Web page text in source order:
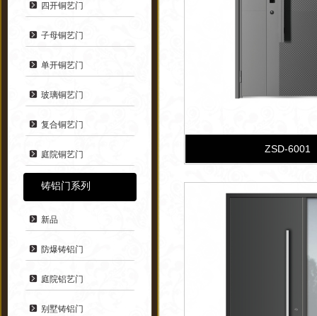
四开铜艺门
子母铜艺门
单开铜艺门
玻璃铜艺门
复合铜艺门
庭院铜艺门
铸铝门系列
新品
防爆铸铝门
庭院铝艺门
别墅铸铝门
ZSD-6001